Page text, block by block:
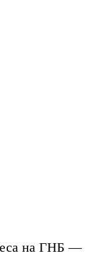
на ГНБ —